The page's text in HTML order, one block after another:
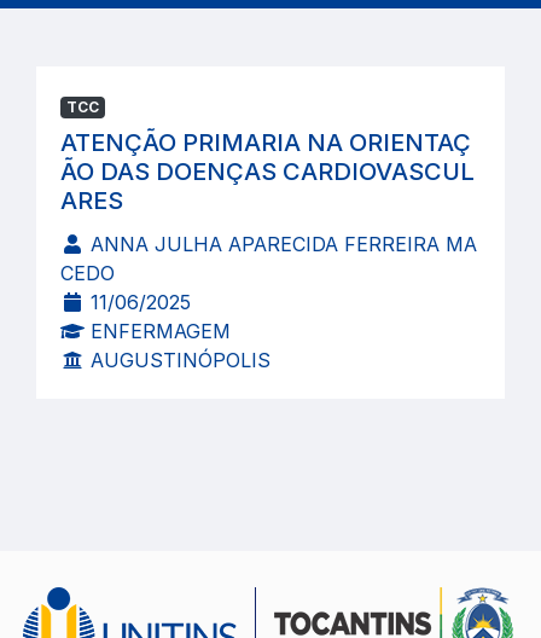
TCC
ATENÇÃO PRIMARIA NA ORIENTAÇ
ÃO DAS DOENÇAS CARDIOVASCUL
ARES
ANNA JULHA APARECIDA FERREIRA MA
CEDO
11/06/2025
ENFERMAGEM
AUGUSTINÓPOLIS